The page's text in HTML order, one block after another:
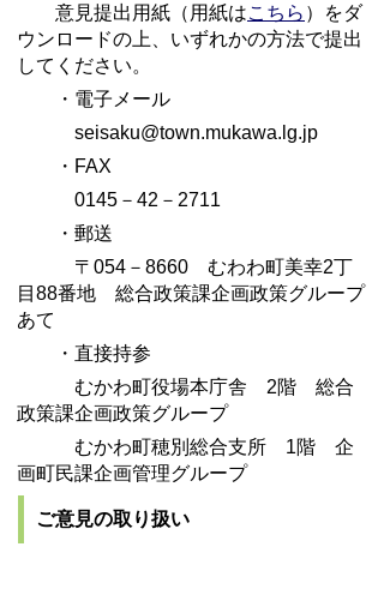
意見提出用紙（用紙はこちら ）をダ
ウンロードの上、いずれかの方法で提出
してください。
・電子メール
seisaku@town.mukawa.lg.jp
・FAX
0145－42－2711
・郵送
〒054－8660 むわわ町美幸2丁
目88番地 総合政策課企画政策グループ
あて
・直接持参
むかわ町役場本庁舎 2階 総合
政策課企画政策グループ
むかわ町穂別総合支所 1階 企
画町民課企画管理グループ
ご意見の取り扱い